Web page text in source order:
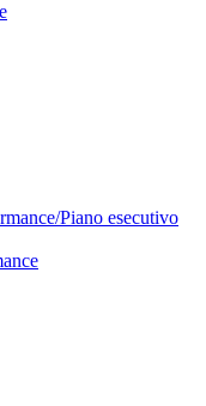
Piano esecutivo